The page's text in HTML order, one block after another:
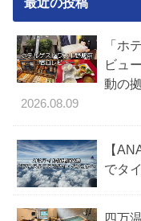
「ホ
ビュ
動の
2026.08.09
【
でタ
四万